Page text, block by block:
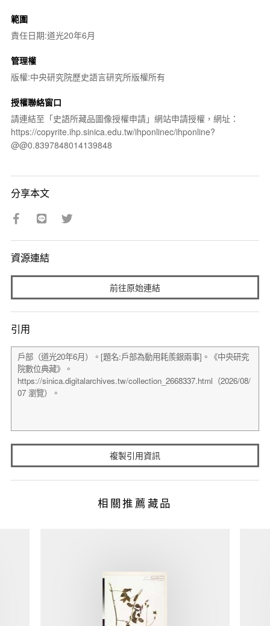
範圍
責任日期:道光20年6月
管理權
版權:中央研究院歷史語言研究所版權所有
授權聯絡窗口
請連結至「史語所藏品圖像授權申請」網站申請授權，網址：
https://copyrite.ihp.sinica.edu.tw/ihponlinec/ihponline?
@@0.8397848014139848
分享本文
資源連結
前往原始連結
引用
複製引用資訊
相關推薦藏品